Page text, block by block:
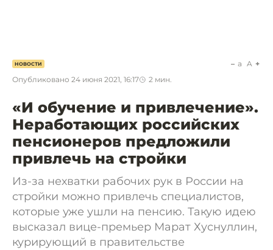
НОВОСТИ
Опубликовано 24 июня 2021, 16:17 2 мин.
a A
«И обучение и привлечение».
Неработающих российских
пенсионеров предложили
привлечь на стройки
Из-за нехватки рабочих рук в России на
стройки можно привлечь специалистов,
которые уже ушли на пенсию. Такую идею
высказал вице-премьер Марат Хуснуллин,
курирующий в правительстве